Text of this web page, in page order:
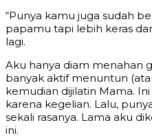
“Punya kamu juga sudah
papamu tapi lebih keras
lagi.
Aku hanya diam menahan
banyak aktif menuntun
kemudian dijilatin Mama.
karena kegelian. Lalu,
sekali rasanya. Lama aku
ini.